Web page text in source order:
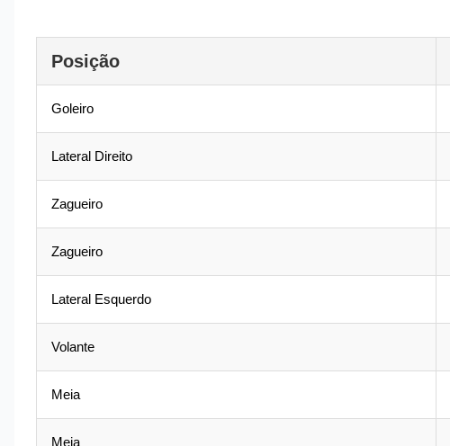
Posição
Goleiro
Lateral Direito
Zagueiro
Zagueiro
Lateral Esquerdo
Volante
Meia
Meia